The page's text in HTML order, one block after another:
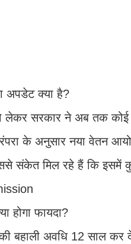
अपडेट क्या है?
सरकार ने अब तक कोई
के अनुसार नया वेतन
संकेत मिल रहे हैं कि इसमें
होगा फायदा?
बहाली अवधि 12 साल कर